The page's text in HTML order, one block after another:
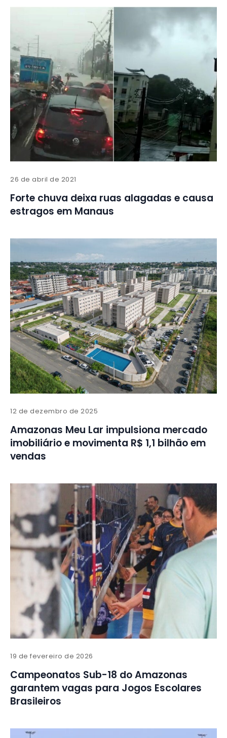
26 de abril de 2021
Forte chuva deixa ruas alagadas e causa
estragos em Manaus
12 de dezembro de 2025
Amazonas Meu Lar impulsiona mercado
imobiliário e movimenta R$ 1,1 bilhão em
vendas
19 de fevereiro de 2026
Campeonatos Sub-18 do Amazonas
garantem vagas para Jogos Escolares
Brasileiros